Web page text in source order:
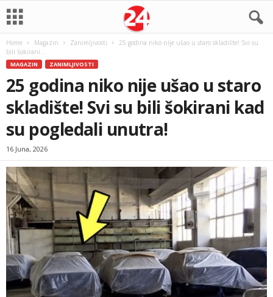
Home Magazin Zanimljivosti
25 godina niko nije ušao u staro skladište! Svi su
bili šokirani...
MAGAZIN ZANIMLJIVOSTI
25 godina niko nije ušao u staro
skladište! Svi su bili šokirani kad
su pogledali unutra!
16 Juna, 2026